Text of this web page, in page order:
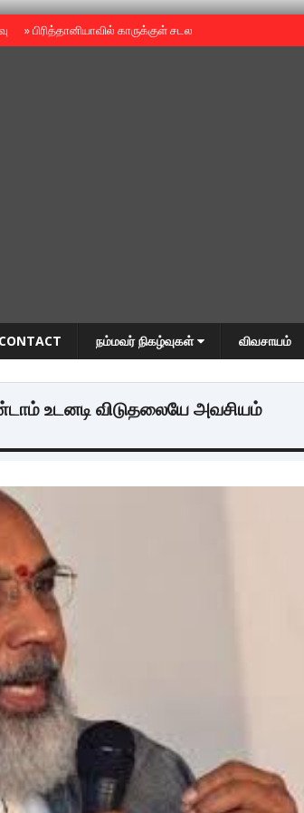
»பிரித்தானியாவில் காருக்குள் சடலம் -தமிழருடையதா ?
CONTACT நம்மவர் நிகழ்வுகள் விவசாயம்
உடனடி விடுதலையே அவசியம்